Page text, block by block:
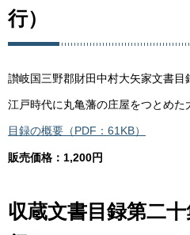
行）
讃岐国三野郡財田中村大矢家文書目
江戸時代に丸亀藩の庄屋をつとめた
目録の概要（PDF：61KB）
販売価格：1,200円
収蔵文書目録第二